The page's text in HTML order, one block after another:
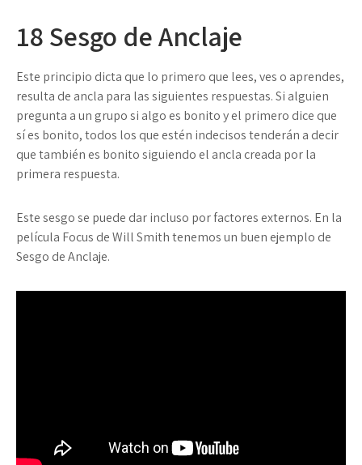
18 Sesgo de Anclaje
Este principio dicta que lo primero que lees, ves o aprendes,
resulta de ancla para las siguientes respuestas. Si alguien
pregunta a un grupo si algo es bonito y el primero dice que
sí es bonito, todos los que estén indecisos tenderán a decir
que también es bonito siguiendo el ancla creada por la
primera respuesta.
Este sesgo se puede dar incluso por factores externos. En la
película Focus de Will Smith tenemos un buen ejemplo de
Sesgo de Anclaje.